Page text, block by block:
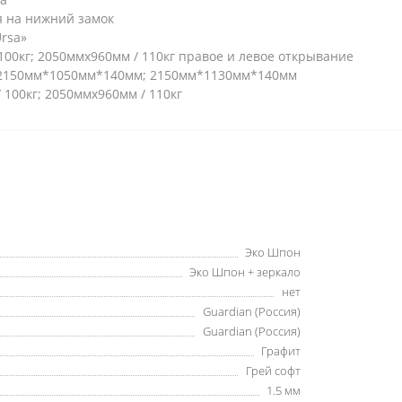
на нижний замок
2050ммх960мм / 110кг правое и левое открывание
2150мм*1130мм*140мм
2050ммх960мм / 110кг
Эко Шпон
Эко Шпон + зеркало
нет
Guardian (Россия)
Guardian (Россия)
Графит
Грей софт
1.5 мм